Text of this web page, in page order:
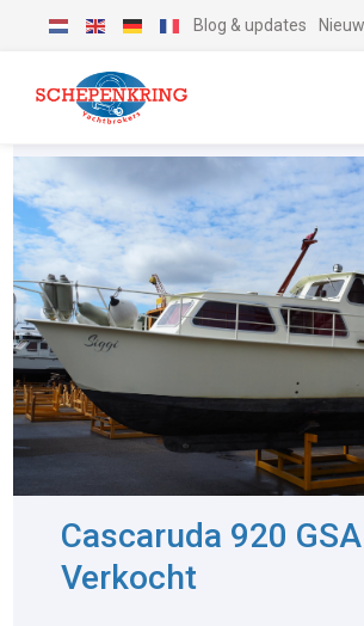
Blog & updates
Cascaruda 920
Verkocht